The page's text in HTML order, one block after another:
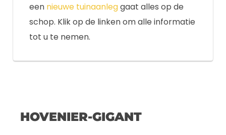
een nieuwe tuinaanleggaat alles op de
schop. Klik op de linken om alle informatie
tot u te nemen.
HOVENIER-GIGANT